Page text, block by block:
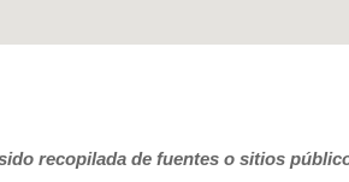
recopilada de fuentes o sitios